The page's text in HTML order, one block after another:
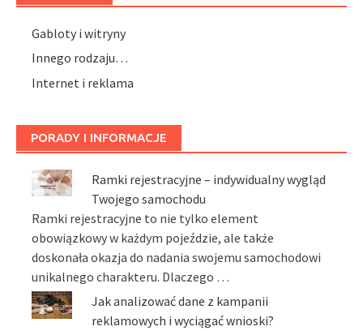
Gabloty i witryny
Innego rodzaju…
Internet i reklama
PORADY I INFORMACJE
Ramki rejestracyjne – indywidualny wygląd
Twojego samochodu
Ramki rejestracyjne to nie tylko element
obowiązkowy w każdym pojeździe, ale także
doskonała okazja do nadania swojemu samochodowi
unikalnego charakteru. Dlaczego …
Jak analizować dane z kampanii
reklamowych i wyciągać wnioski?